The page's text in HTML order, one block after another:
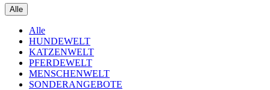
Alle
Alle
HUNDEWELT
KATZENWELT
PFERDEWELT
MENSCHENWELT
SONDERANGEBOTE